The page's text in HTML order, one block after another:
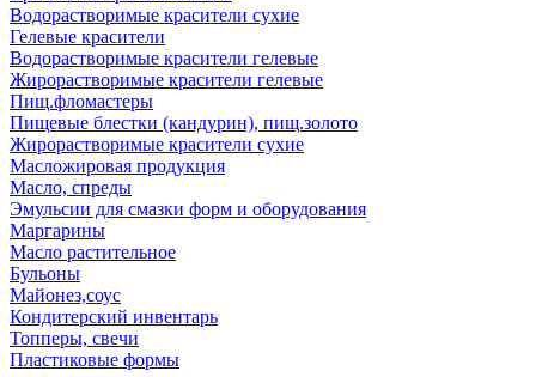
Водорастворимые красители сухие
Гелевые красители
Водорастворимые красители гелевые
Жирорастворимые красители гелевые
Пищ.фломастеры
Пищевые блестки (кандурин), пищ.золото
Жирорастворимые красители сухие
Масложировая продукция
Масло, спреды
Эмульсии для смазки форм и оборудования
Маргарины
Масло растительное
Бульоны
Майонез,соус
Кондитерский инвентарь
Топперы, свечи
Пластиковые формы